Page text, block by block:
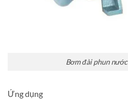
Bơm đài phun
Ứng dụng